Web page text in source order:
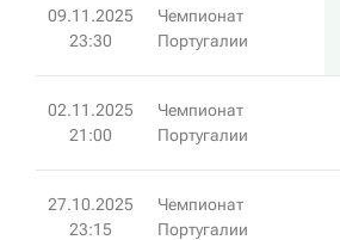
09.11.2025
23:30
Чемпионат
Португалии
02.11.2025
21:00
Чемпионат
Португалии
27.10.2025
23:15
Чемпионат
Португалии